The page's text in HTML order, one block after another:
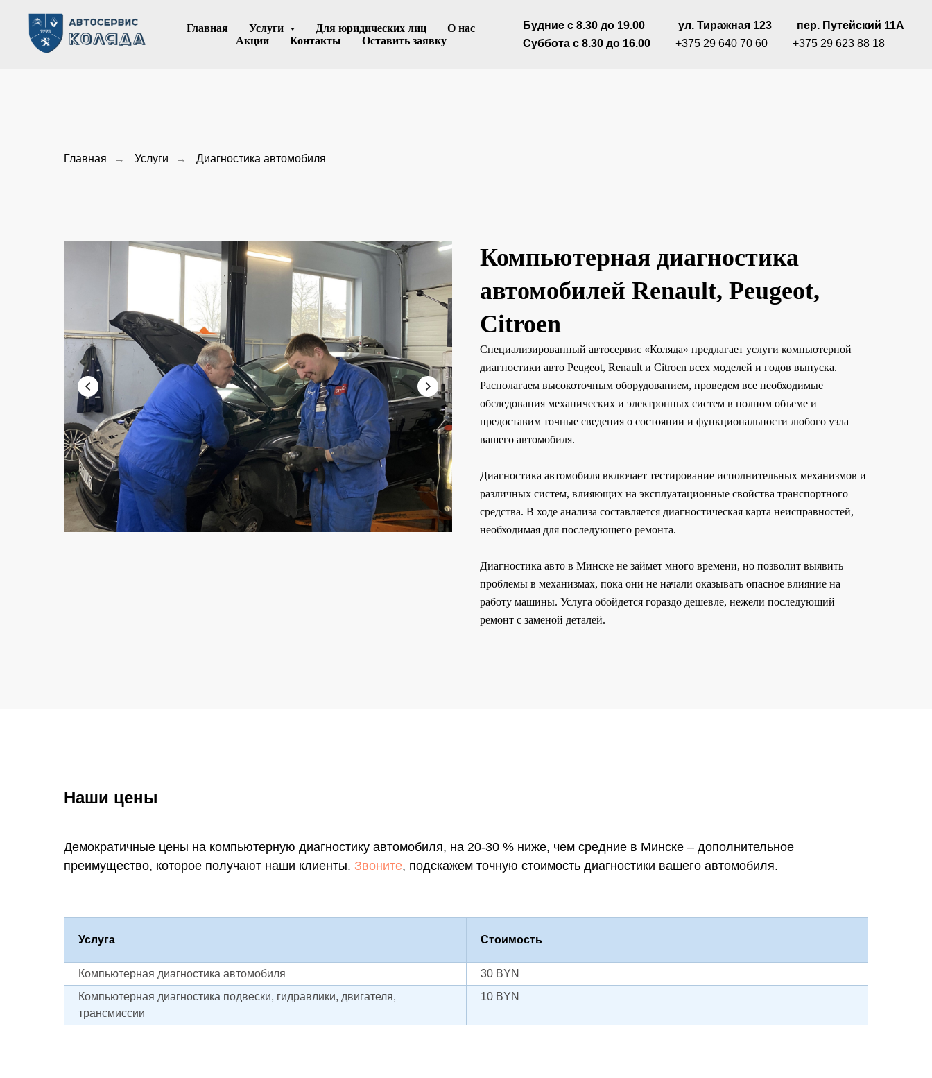
Главная Услуги Для юридических лиц
О нас
Акции
Контакты Оставить заявку
Будние с 8.30 до 19.00 ул. Тиражная 123
пер. Путейский 11А
Суббота с 8.30 до 16.00
+375 29 640 70 60 +375 29 623 88 18
Главная → Услуги → Диагностика автомобиля
Компьютерная диагностика
автомобилей Renault, Peugeot,
Citroen
Специализированный автосервис «Коляда» предлагает услуги компьютерной
диагностики авто Peugeot, Renault и Citroen всех моделей и годов выпуска.
Располагаем высокоточным оборудованием, проведем все необходимые
обследования механических и электронных систем в полном объеме и
предоставим точные сведения о состоянии и функциональности любого узла
вашего автомобиля.
Диагностика автомобиля включает тестирование исполнительных механизмов и
различных систем, влияющих на эксплуатационные свойства транспортного
средства. В ходе анализа составляется диагностическая карта неисправностей,
необходимая для последующего ремонта.
Диагностика авто в Минске не займет много времени, но позволит выявить
проблемы в механизмах, пока они не начали оказывать опасное влияние на
работу машины. Услуга обойдется гораздо дешевле, нежели последующий
ремонт с заменой деталей.
Наши цены
Демократичные цены на компьютерную диагностику автомобиля, на 20-30 % ниже, чем средние в Минске – дополнительное
преимущество, которое получают наши клиенты. Звоните, подскажем точную стоимость диагностики вашего автомобиля.
Услуга Стоимость
Компьютерная диагностика автомобиля
30 BYN
Компьютерная диагностика подвески, гидравлики, двигателя,
трансмиссии
10 BYN